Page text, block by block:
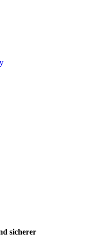
sicherer